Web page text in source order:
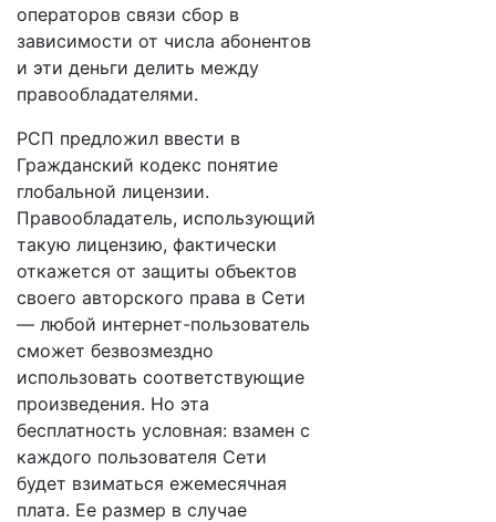
операторов связи сбор в
зависимости от числа абонентов
и эти деньги делить между
правообладателями.
РСП предложил ввести в
Гражданский кодекс понятие
глобальной лицензии.
Правообладатель, использующий
такую лицензию, фактически
откажется от защиты объектов
своего авторского права в Сети
— любой интернет-пользователь
сможет безвозмездно
использовать соответствующие
произведения. Но эта
бесплатность условная: взамен с
каждого пользователя Сети
будет взиматься ежемесячная
плата. Ее размер в случае